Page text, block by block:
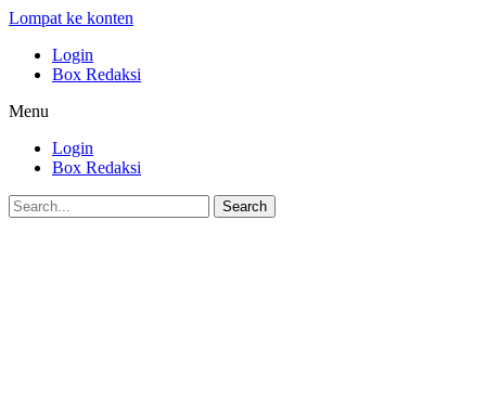
Lompat ke konten
Login
Box Redaksi
Menu
Login
Box Redaksi
Search